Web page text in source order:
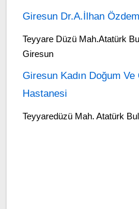
Giresun Dr.A.İlhan
Teyyare Düzü Mah.Atatürk
Giresun
Giresun Kadın Doğum Ve
Hastanesi
Teyyaredüzü Mah. Atatürk